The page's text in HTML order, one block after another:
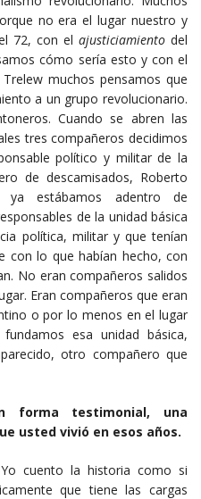
no era el lugar nuestro y
72, con el ajusticiamientodel
cómo sería esto y con el
muchos pensamos que
a un grupo revolucionario.
Cuando se abren las
tres compañeros decidimos
político y militar de la
de descamisados, Roberto
ya estábamos adentro de
de la unidad básica
política, militar y que tenían
con lo que habían hecho, con
No eran compañeros salidos
Eran compañeros que eran
o por lo menos en el lugar
esa unidad básica,
otro compañero que
forma testimonial, una
usted vivió en esos años.
cuento la historia como si
que tiene las cargas